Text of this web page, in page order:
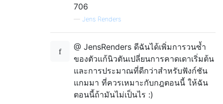
706
— Jens Renders
@ JensRenders ดีฉันได้เพิ่มการวนซ้ำ
ของตัวแก้นิวตันเปลี่ยนการคาดเดาเริ่มต้น
และการประมาณที่ดีกว่าสำหรับฟังก์ชัน
แกมมา ที่ควรเหมาะกับกฎตอนนี้ ให้ฉัน
ตอนนี้ถ้ามันไม่เป็นไร :)